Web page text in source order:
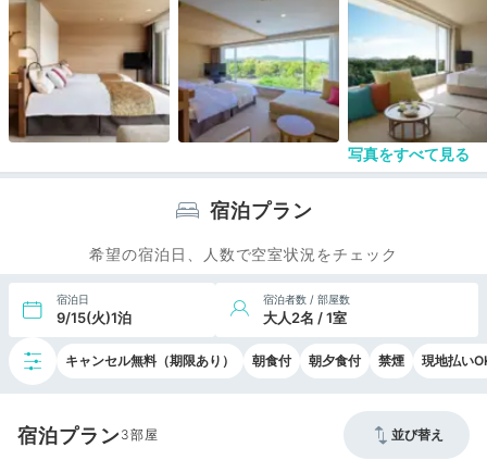
写真をすべて見る
宿泊プラン
希望の宿泊日、人数で空室状況をチェック
宿泊日
9/15(火)1泊
宿泊者数 / 部屋数
大人2名 / 1室
キャンセル無料（期限あり） 朝食付 朝夕食付 禁煙 現地払い
宿泊プラン3 並び替え